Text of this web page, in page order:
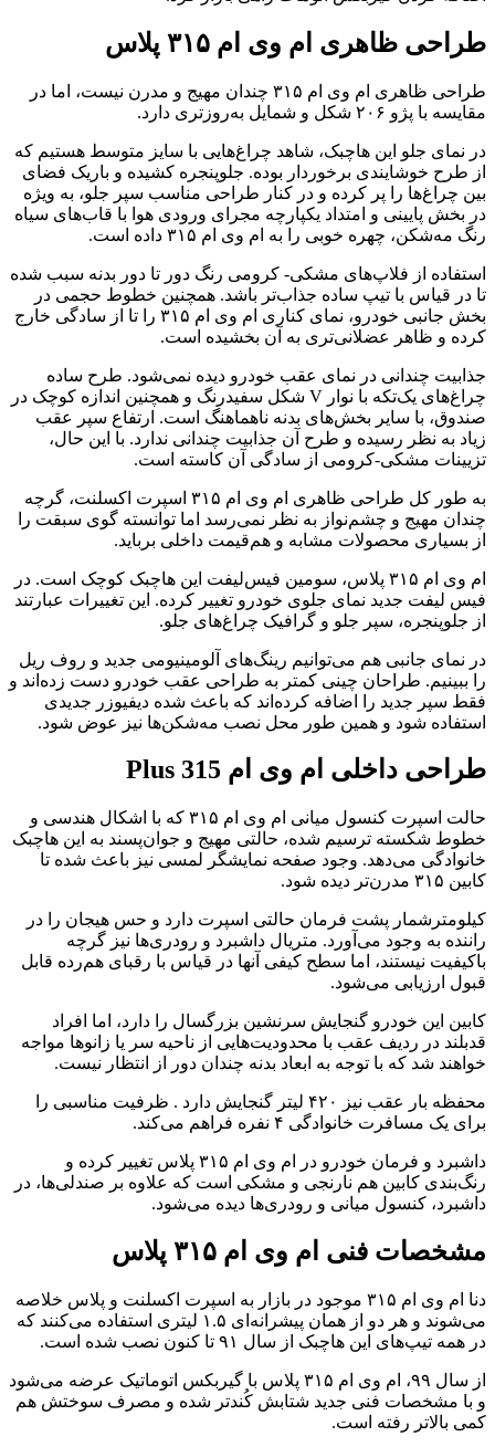
طراحی ظاهری ام وی ام ۳۱۵ پلاس
طراحی ظاهری ام وی ام ۳۱۵ چندان مهیج و مدرن نیست، اما در
مقایسه با پژو ۲۰۶ شکل و شمایل به‌روزتری دارد.
در نمای جلو این هاچبک، شاهد چراغ‌هایی با سایز متوسط هستیم که
از طرح خوشایندی برخوردار بوده. جلوپنجره کشیده و باریک فضای
بین چراغ‌ها را پر کرده و در کنار طراحی مناسب سپر جلو، به ویژه
در بخش پایینی و امتداد یکپارچه مجرای ورودی هوا با قاب‌های سیاه
رنگ مه‌شکن، چهره خوبی را به ام وی ام ۳۱۵ داده است.
استفاده از فلاپ‌های مشکی- کرومی رنگ دور تا دور بدنه سبب شده
تا در قیاس با تیپ ساده جذاب‌تر باشد. همچنین خطوط حجمی در
بخش جانبی خودرو، نمای کناری ام وی ام ۳۱۵ را تا از سادگی خارج
کرده و ظاهر عضلانی‌تری به آن بخشیده است.
جذابیت چندانی در نمای عقب خودرو دیده نمی‌شود. طرح ساده
چراغ‌های یک‌تکه با نوار V شکل سفیدرنگ و همچنین اندازه کوچک در
صندوق، با سایر بخش‌های بدنه ناهماهنگ است. ارتفاع سپر عقب
زیاد به نظر رسیده و طرح آن جذابیت چندانی ندارد. با این حال،
تزیینات مشکی-کرومی از سادگی آن کاسته است.
به طور کل طراحی ظاهری ام وی ام ۳۱۵ اسپرت اکسلنت، گرچه
چندان مهیج و چشم‌نواز به نظر نمی‌رسد اما توانسته گوی سبقت را
از بسیاری محصولات مشابه و هم‌‌قیمت داخلی برباید.
ام وی ام ۳۱۵ پلاس، سومین فیس‌لیفت این هاچبک کوچک است. در
فیس لیفت جدید نمای جلوی خودرو تغییر کرده. این تغییرات عبارتند
از جلوپنجره، سپر جلو و گرافیک چراغ‌های جلو.
در نمای جانبی هم می‌توانیم رینگ‌های آلومینیومی جدید و روف ریل
را ببینیم. طراحان چینی کمتر به طراحی عقب خودرو دست زده‌اند و
فقط سپر جدید را اضافه کرده‌اند که باعث شده دیفیوزر جدیدی
استفاده شود و همین طور محل نصب مه‌شکن‌ها نیز عوض شود.
طراحی داخلی ام وی ام 315 Plus
حالت اسپرت کنسول میانی ام وی ام ۳۱۵ که با اشکال هندسی و
خطوط شکسته ترسیم شده، حالتی مهیج و جوان‌پسند به این هاچبک
خانوادگی می‌دهد. وجود صفحه نمایشگر لمسی نیز باعث شده تا
کابین ۳۱۵ مدرن‌تر دیده شود.
کیلومترشمار پشت فرمان حالتی اسپرت دارد و حس هیجان را در
راننده به وجود می‌آورد. متریال داشبرد و رو‌دری‌ها نیز گرچه
با‌کیفیت نیستند، اما سطح کیفی آنها در قیاس با رقبای هم‌رده قابل
قبول ارزیابی می‌شود.
کابین این خودرو گنجایش سرنشین بزرگسال را دارد، اما افراد
قدبلند در ردیف عقب با محدودیت‌هایی از ناحیه سر یا زانوها مواجه
خواهند شد که با توجه به ابعاد بدنه چندان دور از انتظار نیست.
محفظه بار عقب نیز ۴۲۰ لیتر گنجایش دارد . ظرفیت مناسبی را
برای یک مسافرت خانوادگی ۴ نفره فراهم می‌کند.
داشبرد و فرمان خودرو در ام وی ام ۳۱۵ پلاس تغییر کرده و
رنگ‌بندی کابین هم نارنجی و مشکی است که علاوه بر صندلی‌ها، در
داشبرد، کنسول میانی و رودری‌ها دیده می‌شود.
مشخصات فنی ام وی ام ۳۱۵ پلاس
دنا ام وی ام ۳۱۵ موجود در بازار به اسپرت اکسلنت و پلاس خلاصه
می‌شوند و هر دو از همان پیشرانه‌ای ۱.۵ لیتری استفاده می‌کنند که
در همه تیپ‌های این هاچبک از سال ۹۱ تا کنون نصب شده است.
از سال ۹۹، ام وی ام ۳۱۵ پلاس با گیربکس اتوماتیک عرضه می‌شود
و با مشخصات فنی جدید شتابش کُندتر شده و مصرف سوختش هم
کمی بالاتر رفته است.